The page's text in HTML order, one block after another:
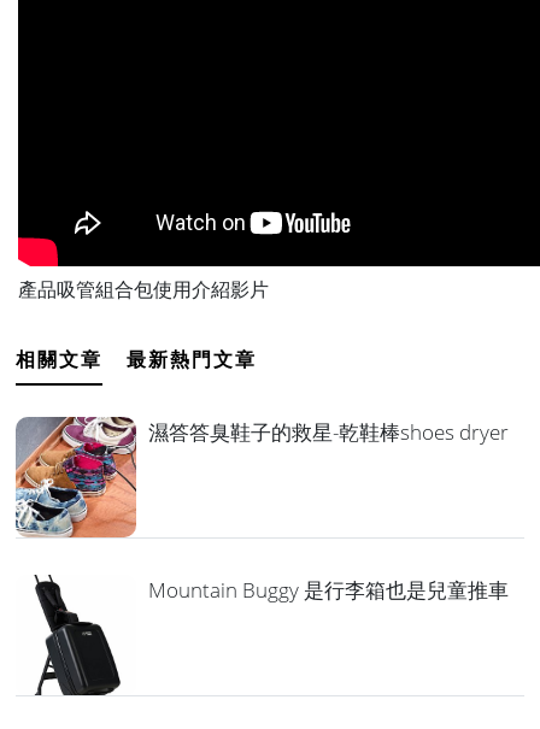
產品吸管組合包使用介紹影片
相關文章 最新熱門文章
濕答答臭鞋子的救星-乾鞋棒shoes dryer
Mountain Buggy 是行李箱也是兒童推車